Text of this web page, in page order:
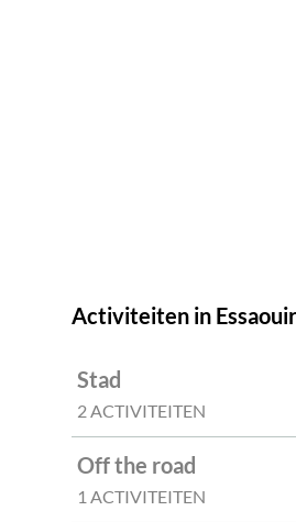
Activiteiten in
Stad
2 ACTIVITEITEN
Off the road
1 ACTIVITEITEN